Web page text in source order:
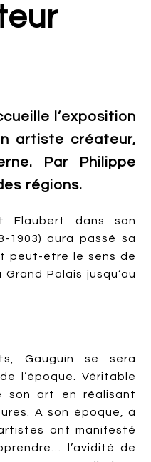
l’exposition
artiste créateur,
Par Philippe
régions.
Flaubert dans son
1903) aura passé sa
peut-être le sens de
Palais jusqu’au
Gauguin se sera
l’époque. Véritable
son art en réalisant
A son époque, à
ont manifesté
l’avidité de